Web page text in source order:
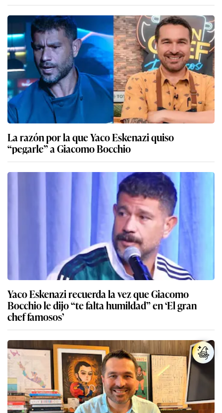
La razón por la que Yaco Eskenazi quiso
“pegarle” a Giacomo Bocchio
Yaco Eskenazi recuerda la vez que Giacomo
Bocchio le dijo “te falta humildad” en ‘El gran
chef famosos’